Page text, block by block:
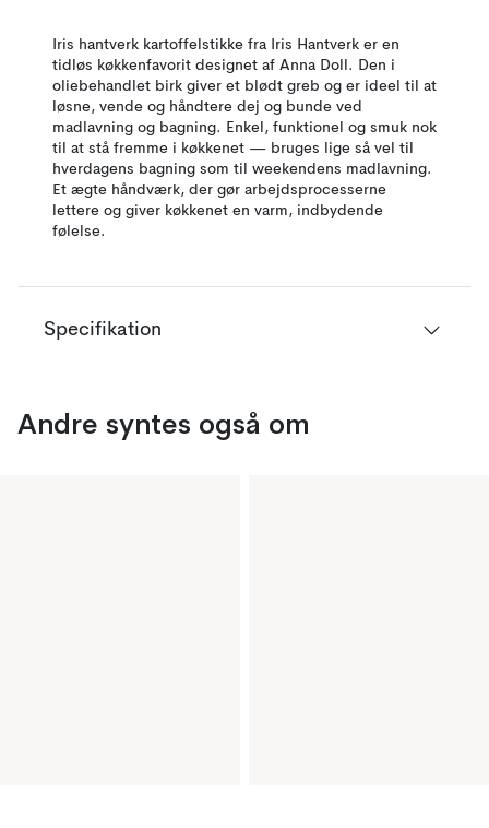
Iris hantverk kartoffelstikke fra Iris Hantverk er en
tidløs køkkenfavorit designet af Anna Doll. Den i
oliebehandlet birk giver et blødt greb og er ideel til at
løsne, vende og håndtere dej og bunde ved
madlavning og bagning. Enkel, funktionel og smuk nok
til at stå fremme i køkkenet — bruges lige så vel til
hverdagens bagning som til weekendens madlavning.
Et ægte håndværk, der gør arbejdsprocesserne
lettere og giver køkkenet en varm, indbydende
følelse.
Specifikation
Andre syntes også om